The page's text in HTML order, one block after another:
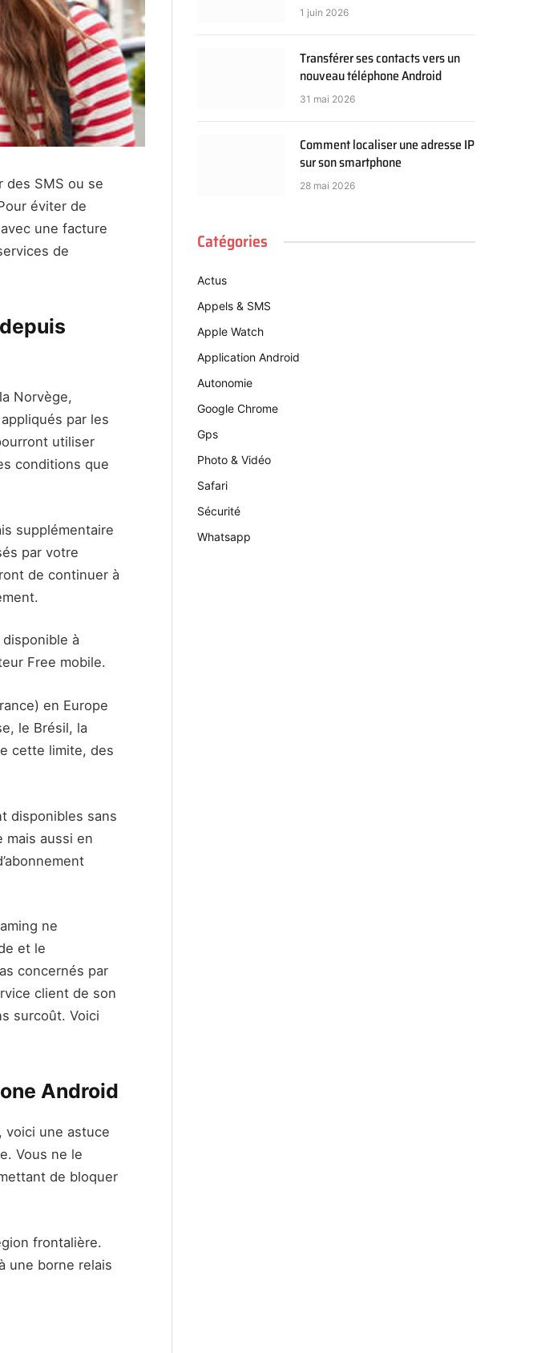
des SMS ou se
éviter de
une facture
de
Norvège,
par les
utiliser
conditions que
supplémentaire
par votre
de continuer à
à
Free mobile.
en Europe
le Brésil, la
cette limite, des
disponibles sans
mais aussi en
ne
et le
concernés par
client de son
surcoût. Voici
Android
voici une astuce
Vous ne le
de bloquer
frontalière.
une borne relais
1 juin 2026
Transférer ses contacts vers un
nouveau téléphone Android
31 mai 2026
Comment localiser une adresse IP
sur son smartphone
28 mai 2026
Catégories
Actus
Appels & SMS
Apple Watch
Application Android
Autonomie
Google Chrome
Gps
Photo & Vidéo
Safari
Sécurité
Whatsapp